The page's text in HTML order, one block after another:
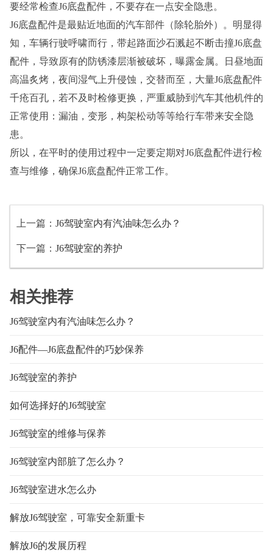
要经常检查J6底盘配件，不要存在一点安全隐患。
J6底盘配件是最贴近地面的汽车部件（除轮胎外）。明显得
知，车辆行驶呼啸而行，带起路面沙石溅起不断击撞J6底盘
配件，导致原有的防锈漆层渐被破坏，曝露金属。日昼地面
高温炙烤，夜间湿气上升侵蚀，交替而至，大量J6底盘配件
千疮百孔，若不及时检修更换，严重威胁到汽车其他机件的
正常使用：漏油，变形，构架松动等等给行车带来安全隐
患。
所以，在平时的使用过程中一定要定期对J6底盘配件进行检
查与维修，确保J6底盘配件正常工作。
上一篇： J6驾驶室内有汽油味怎么办？
下一篇： J6驾驶室的养护
相关推荐
J6驾驶室内有汽油味怎么办？
J6配件—J6底盘配件的巧妙保养
J6驾驶室的养护
如何选择好的J6驾驶室
J6驾驶室的维修与保养
J6驾驶室内部脏了怎么办？
J6驾驶室进水怎么办
解放J6驾驶室，可靠安全新重卡
解放J6的发展历程